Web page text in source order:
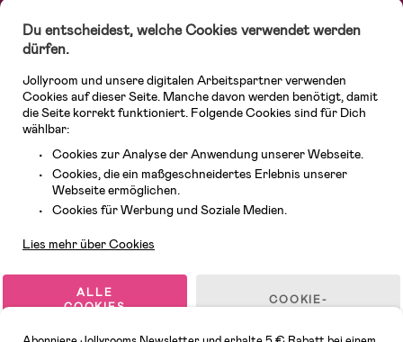
Autositze, Kinder- und Babymode, Produkte für Mütter und eine Menge
fantastischer Einrichtungsgegenstände, Spielsachen, Babyprodukte und
vieles mehr. Wir haben Produkte von bekannten Herstellern wie Britax, Maxi-
Avent, Jack Wolfskin, Cybex, LEGO und vielen mehr. Schau Dich um in
unserem vielfältigen Onlineshop für Kinder & Babys. Willkommen!
© 2026 Jollyroom GmbH. Alle Rechte vorbehalten.
Du entscheidest, welche Cookies verwendet werden
dürfen.
Jollyroom und unsere digitalen Arbeitspartner verwenden
Cookies auf dieser Seite. Manche davon werden benötigt, damit
die Seite korrekt funktioniert. Folgende Cookies sind für Dich
wählbar:
Cookies zur Analyse der Anwendung unserer Webseite.
Cookies, die ein maßgeschneidertes Erlebnis unserer
Webseite ermöglichen.
Cookies für Werbung und Soziale Medien.
Lies mehr über Cookies
ALLE
COOKIES
COOKIE-